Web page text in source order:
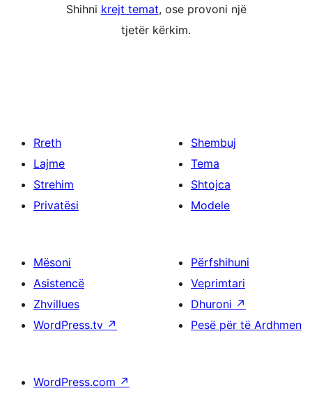
Shihni krejt temat, ose provoni një
tjetër kërkim.
Rreth
Lajme
Strehim
Privatësi
Shembuj
Tema
Shtojca
Modele
Mësoni
Asistencë
Zhvillues
WordPress.tv ↗
Përfshihuni
Veprimtari
Dhuroni ↗
Pesë për të Ardhmen
WordPress.com ↗